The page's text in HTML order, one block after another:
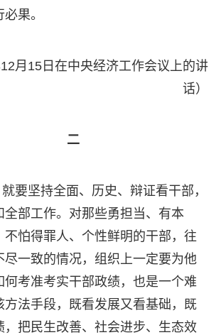
果。
12月15日在中央经济工作会议上的讲
话）
二
要坚持全面、历史、辩证看干部，
全部工作。对那些勇担当、有本
不怕得罪人、个性鲜明的干部，往
尽一致的情况，组织上一定要为他
何考准考实干部政绩，也是一个难
方法手段，既看发展又看基础，既
，把民生改善、社会进步、生态效